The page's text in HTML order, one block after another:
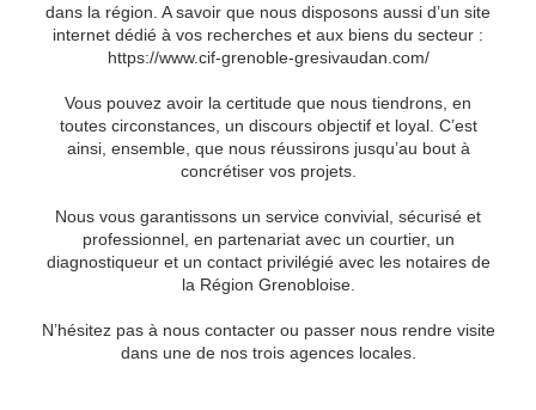
dans la région. A savoir que nous disposons aussi d’un site
internet dédié à vos recherches et aux biens du secteur :
https://www.cif-grenoble-gresivaudan.com/
Vous pouvez avoir la certitude que nous tiendrons, en
toutes circonstances, un discours objectif et loyal. C’est
ainsi, ensemble, que nous réussirons jusqu’au bout à
concrétiser vos projets.
Nous vous garantissons un service convivial, sécurisé et
professionnel, en partenariat avec un courtier, un
diagnostiqueur et un contact privilégié avec les notaires de
la Région Grenobloise.
N’hésitez pas à nous contacter ou passer nous rendre visite
dans une de nos trois agences locales.